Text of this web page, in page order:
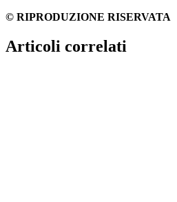
© RIPRODUZIONE RISERVATA
Articoli correlati